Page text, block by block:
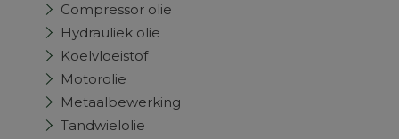
Compressor olie
Hydrauliek olie
Koelvloeistof
Motorolie
Metaalbewerking
Tandwielolie